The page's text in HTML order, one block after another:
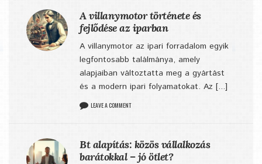
A villanymotor története és
fejlődése az iparban
A villanymotor az ipari forradalom egyik
legfontosabb találmánya, amely
alapjaiban változtatta meg a gyártást
és a modern ipari folyamatokat. Az [...]
LEAVE A COMMENT
Bt alapítás: közös vállalkozás
barátokkal – jó ötlet?